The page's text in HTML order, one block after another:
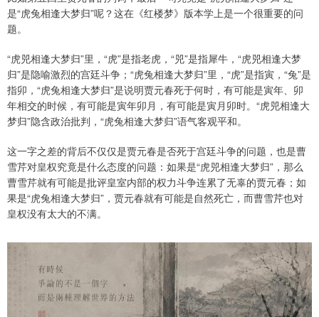
是“虎兔相逢大梦归”呢？这在《红楼梦》版本学上是一个很重要的问
题。
“虎兕相逢大梦归”里，“虎”是指老虎，“兕”是指犀牛，“虎兕相逢大梦
归”是隐喻激烈的宫廷斗争；“虎兔相逢大梦归”里，“虎”是指寅，“兔”是
指卯，“虎兔相逢大梦归”是说明贾元春死于何时，有可能是寅年、卯
年相交的时候，有可能是寅年卯月，有可能是寅月卯时。“虎兕相逢大
梦归”隐含政治批判，“虎兔相逢大梦归”语气客观平和。
这一字之差的背后不仅仅是贾元春是否死于宫廷斗争的问题，也是曹
雪芹对皇权究竟是什么态度的问题：如果是“虎兕相逢大梦归”，那么
曹雪芹就有可能是批评皇室内部的权力斗争连累了无辜的贾元春；如
果是“虎兔相逢大梦归”，贾元春就有可能是自然死亡，而曹雪芹也对
皇权没有太大的不满。